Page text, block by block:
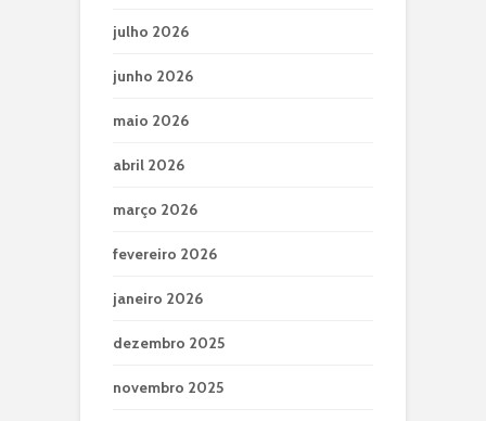
julho 2026
junho 2026
maio 2026
abril 2026
março 2026
fevereiro 2026
janeiro 2026
dezembro 2025
novembro 2025